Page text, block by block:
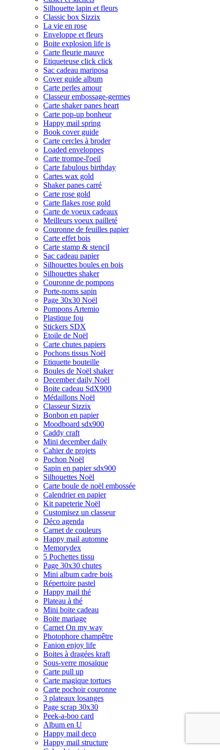
Silhouette lapin et fleurs
Classic box Sizzix
La vie en rose
Enveloppe et fleurs
Boite explosion life is
Carte fleurie mauve
Etiqueteuse click click
Sac cadeau mariposa
Cover guide album
Carte perles amour
Classeur embossage-germes
Carte shaker panes heart
Carte pop-up bonheur
Happy mail spring
Book cover guide
Carte cercles à broder
Loaded enveloppes
Carte trompe-l'oeil
Carte fabulous birthday
Cartes wax gold
Shaker panes carré
Carte rose gold
Carte flakes rose gold
Carte de voeux cadeaux
Meilleurs voeux pailleté
Couronne de feuilles papier
Carte effet bois
Carte stamp & stencil
Sac cadeau papier
Silhouettes boules en bois
Silhouettes shaker
Couronne de pompons
Porte-noms sapin
Page 30x30 Noël
Pompons Artemio
Plastique fou
Stickers SDX
Etoile de Noël
Carte chutes papiers
Pochons tissus Noël
Etiquette bouteille
Boules de Noël shaker
December daily Noël
Boite cadeau SdX900
Médaillons Noël
Classeur Sizzix
Bonbon en papier
Moodboard sdx900
Caddy craft
Mini december daily
Cahier de projets
Pochon Noël
Sapin en papier sdx900
Silhouettes Noël
Carte boule de noël embossée
Calendrier en papier
Kit papeterie Noël
Customisez un classeur
Déco agenda
Carnet de couleurs
Happy mail automne
Memorydex
5 Pochettes tissu
Page 30x30 chutes
Mini album cadre bois
Répertoire pastel
Happy mail thé
Plateau à thé
Mini boite cadeau
Boite mariage
Carnet On my way
Photophore champêtre
Fanion enjoy life
Boites à dragées kraft
Sous-verre mosaïque
Carte pull up
Carte magique tortues
Carte pochoir couronne
3 plateaux losanges
Page scrap 30x30
Peek-a-boo card
Album en U
Happy mail deco
Happy mail structure